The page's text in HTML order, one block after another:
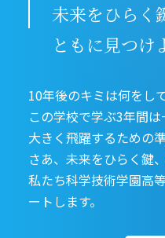
未来をひらく
ともに見つけ
10年後のキミは何をし
この学校で学ぶ3年間
大きく飛躍するための
さあ、未来をひらく鍵
私たち科学技術学園高
ートします。